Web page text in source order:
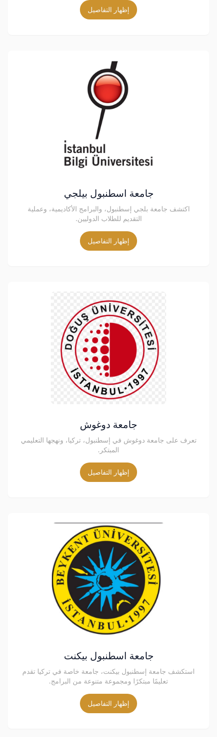
إظهار التفاصيل
جامعة اسطنبول بيلجي
اكتشف جامعة بلجي إسطنبول، والبرامج الأكاديمية، وعملية
التقديم للطلاب الدوليين.
إظهار التفاصيل
جامعة دوغوش
تعرف على جامعة دوغوش في إسطنبول، تركيا، ونهجها التعليمي
المبتكر.
إظهار التفاصيل
جامعة اسطنبول بيكنت
استكشف جامعة إسطنبول بيكنت، جامعة خاصة في تركيا تقدم
تعليمًا مبتكرًا ومجموعة متنوعة من البرامج.
إظهار التفاصيل